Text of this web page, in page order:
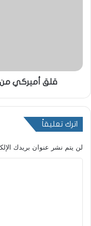
قلق أميركي من
اترك تعليقاً
لن يتم نشر عنوان بريدك